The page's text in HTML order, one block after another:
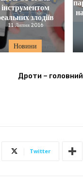
Новини
інструментом
злодіїв
11 Липня 2016
Дроти –
Twitter